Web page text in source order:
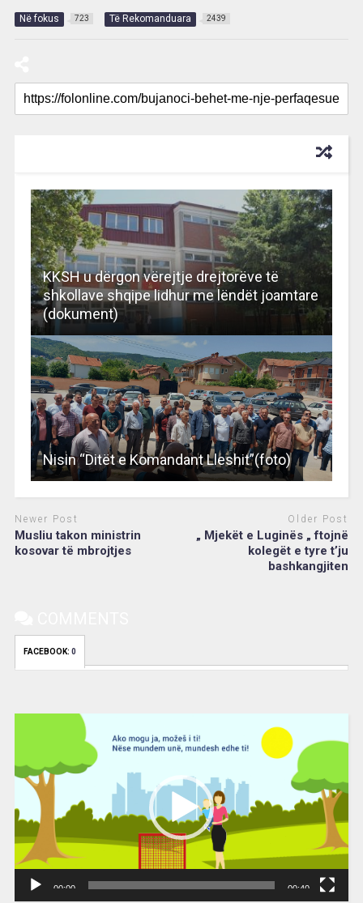
Në fokus 723 Të Rekomanduara 2439
KKSH u dërgon vërejtje drejtorëve të
shkollave shqipe lidhur me lëndët joamtare
(dokument)
Nisin “Ditët e Komandant Lleshit”(foto)
Newer Post
Musliu takon ministrin
kosovar të mbrojtjes
Older Post
„ Mjekët e Luginës „ ftojnë
kolegët e tyre t’ju
bashkangjiten
FACEBOOK: 0
00:00 00:40